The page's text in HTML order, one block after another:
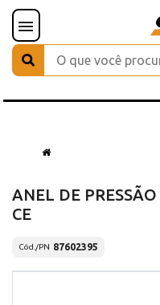
ANEL DE PRESSÃO
CE
Cód./PN 87602395